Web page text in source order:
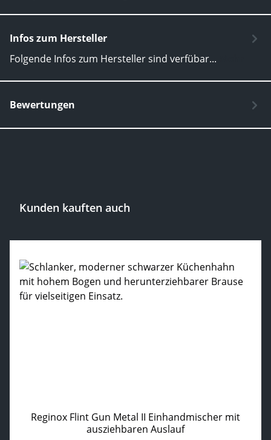
Infos zum Hersteller
Folgende Infos zum Hersteller sind verfübar...
Bewertungen
Kunden kauften auch
Reginox Flint Gun Metal II Einhandmischer mit
ausziehbaren Auslauf